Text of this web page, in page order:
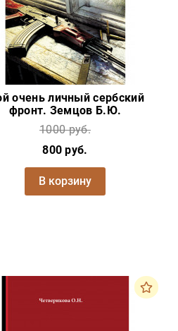
очень личный сербский
фронт. Земцов Б.Ю.
1000 руб.
800 руб.
В корзину